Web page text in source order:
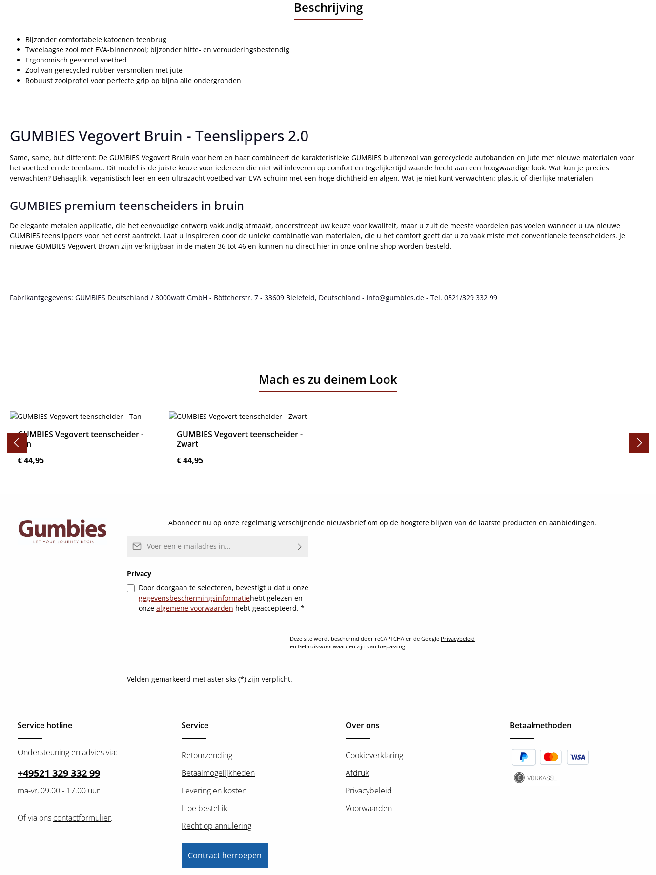
Beschrijving
Bijzonder comfortabele katoenen teenbrug
Tweelaagse zool met EVA-binnenzool; bijzonder hitte- en verouderingsbestendig
Ergonomisch gevormd voetbed
Zool van gerecycled rubber versmolten met jute
Robuust zoolprofiel voor perfecte grip op bijna alle ondergronden
GUMBIES Vegovert Bruin - Teenslippers 2.0
Same, same, but different: De GUMBIES Vegovert Bruin voor hem en haar combineert de karakteristieke GUMBIES buitenzool van gerecyclede autobanden en jute met nieuwe materialen voor
het voetbed en de teenband. Dit model is de juiste keuze voor iedereen die niet wil inleveren op comfort en tegelijkertijd waarde hecht aan een hoogwaardige look. Wat kun je precies
verwachten? Behaaglijk, veganistisch leer en een ultrazacht voetbed van EVA-schuim met een hoge dichtheid en algen. Wat je niet kunt verwachten: plastic of dierlijke materialen.
GUMBIES premium teenscheiders in bruin
De elegante metalen applicatie, die het eenvoudige ontwerp vakkundig afmaakt, onderstreept uw keuze voor kwaliteit, maar u zult de meeste voordelen pas voelen wanneer u uw nieuwe
GUMBIES teenslippers voor het eerst aantrekt. Laat u inspireren door de unieke combinatie van materialen, die u het comfort geeft dat u zo vaak miste met conventionele teenscheiders. Je
nieuwe GUMBIES Vegovert Brown zijn verkrijgbaar in de maten 36 tot 46 en kunnen nu direct hier in onze online shop worden besteld.
Fabrikantgegevens: GUMBIES Deutschland / 3000watt GmbH - Böttcherstr. 7 - 33609 Bielefeld, Deutschland - info@gumbies.de - Tel. 0521/329 332 99
Mach es zu deinem Look
Productgalerij overslaan
GUMBIES Vegovert teenscheider -
Tan
Normale prijs:
€ 44,95
GUMBIES Vegovert teenscheider -
Zwart
Normale prijs:
€ 44,95
Abonneer nu op onze regelmatig verschijnende nieuwsbrief om op de hoogtete blijven van de laatste producten en aanbiedingen.
E-mailadres*
Privacy
Door doorgaan te selecteren, bevestigt u dat u onze
gegevensbeschermingsinformatiehebt gelezen en
onze algemene voorwaarden hebt geaccepteerd. *
Deze site wordt beschermd door reCAPTCHA en de Google Privacybeleid
en Gebruiksvoorwaarden zijn van toepassing.
Velden gemarkeerd met asterisks (*) zijn verplicht.
Service hotline
Ondersteuning en advies via:
+49521 329 332 99
ma-vr, 09.00 - 17.00 uur
Of via ons contactformulier.
Service
Retourzending
Betaalmogelijkheden
Levering en kosten
Hoe bestel ik
Recht op annulering
Contract herroepen
Over ons
Cookieverklaring
Afdruk
Privacybeleid
Voorwaarden
Betaalmethoden